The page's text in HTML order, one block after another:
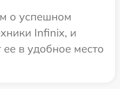
о успешном
Infinix, и
ее в удобное место